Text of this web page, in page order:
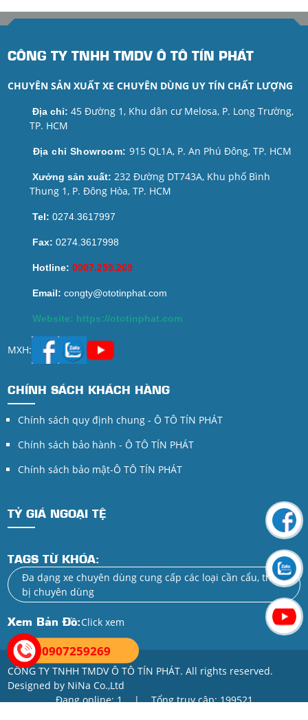
CÔNG TY TNHH TMDV Ô TÔ TÍN PHÁT
CHUYÊN SẢN XUẤT XE CHUYÊN DÙNG UY TÍN CHẤT LƯỢNG
Địa chỉ: 45 Đường 1, Khu dân cư Melosa, P. Long Trường,
TP. HCM
Địa chỉ Showroom: 915 QL1A, P. An Phú Đông, TP. HCM
Xưởng sản xuất: 232 Đường DT743A, Khu phố Bình
Thung 1, P. Đông Hòa, TP. HCM
Tel: 0274.3617997
Fax: 0274.3617998
Hotline: 0907.259.269
Email: congty@ototinphat.com
Website: https://ototinphat.com
MXH:
CHÍNH SÁCH KHÁCH HÀNG
Chính sách quy định chung - Ô TÔ TÍN PHÁT
Chính sách bảo hành - Ô TÔ TÍN PHÁT
Chính sách bảo mật-Ô TÔ TÍN PHÁT
TỶ GIÁ NGOẠI TỆ
TAGS TỪ KHÓA:
Đa dạng xe chuyên dùng cung cấp các loại cần cẩu, thiết
bị chuyên dùng
Xem Bản Đồ:Click xem
CÔNG TY TNHH TMDV Ô TÔ TÍN PHÁT. All rights reserved.
Designed by NiNa Co.,Ltd
Đang online: 1
| Tổng truy cập: 199521
0907259269